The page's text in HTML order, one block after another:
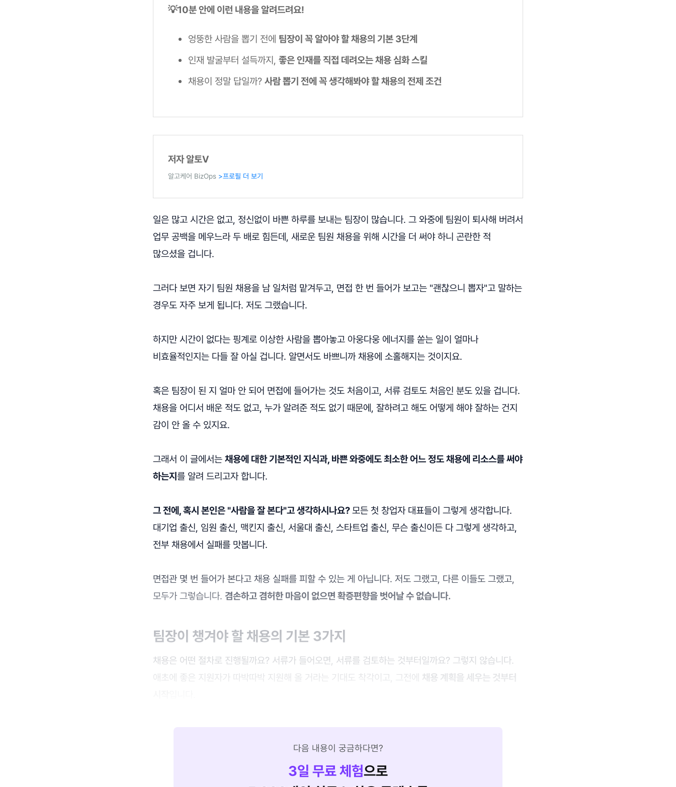
💡10분 안에 이런 내용을 알려드려요!
엉뚱한 사람을 뽑기 전에 팀장이 꼭 알아야 할 채용의 기본 3단계
인재 발굴부터 설득까지, 좋은 인재를 직접 데려오는 채용 심화 스킬
채용이 정말 답일까? 사람 뽑기 전에 꼭 생각해봐야 할 채용의 전제 조건
저자 알토V
알고케어 BizOps >프로필 더 보기
일은 많고 시간은 없고, 정신없이 바쁜 하루를 보내는 팀장이 많습니다. 그 와중에 팀원이 퇴사해 버려서
업무 공백을 메우느라 두 배로 힘든데, 새로운 팀원 채용을 위해 시간을 더 써야 하니 곤란한 적
많으셨을 겁니다.
그러다 보면 자기 팀원 채용을 남 일처럼 맡겨두고, 면접 한 번 들어가 보고는 "괜찮으니 뽑자"고 말하는
경우도 자주 보게 됩니다. 저도 그랬습니다.
하지만 시간이 없다는 핑계로 이상한 사람을 뽑아놓고 아웅다웅 에너지를 쏟는 일이 얼마나
비효율적인지는 다들 잘 아실 겁니다. 알면서도 바쁘니까 채용에 소홀해지는 것이지요.
혹은 팀장이 된 지 얼마 안 되어 면접에 들어가는 것도 처음이고, 서류 검토도 처음인 분도 있을 겁니다.
채용을 어디서 배운 적도 없고, 누가 알려준 적도 없기 때문에, 잘하려고 해도 어떻게 해야 잘하는 건지
감이 안 올 수 있지요.
그래서 이 글에서는 채용에 대한 기본적인 지식과, 바쁜 와중에도 최소한 어느 정도 채용에 리소스를 써야
하는지 를 알려 드리고자 합니다.
그 전에, 혹시 본인은 "사람을 잘 본다"고 생각하시나요?모든 첫 창업자 대표들이 그렇게 생각합니다.
대기업 출신, 임원 출신, 맥킨지 출신, 서울대 출신, 스타트업 출신, 무슨 출신이든 다 그렇게 생각하고,
전부 채용에서 실패를 맛봅니다.
면접관 몇 번 들어가 본다고 채용 실패를 피할 수 있는 게 아닙니다. 저도 그랬고, 다른 이들도 그랬고,
모두가 그렇습니다. 겸손하고 겸허한 마음이 없으면 확증편향을 벗어날 수 없습니다.
팀장이 챙겨야 할 채용의 기본 3가지
채용은 어떤 절차로 진행될까요? 서류가 들어오면, 서류를 검토하는 것부터일까요? 그렇지 않습니다.
애초에 좋은 지원자가 따박따박 지원해 올 거라는 기대도 착각이고, 그전에 채용 계획을 세우는 것부터
다음 내용이 궁금하다면?
3일 무료 체험으로